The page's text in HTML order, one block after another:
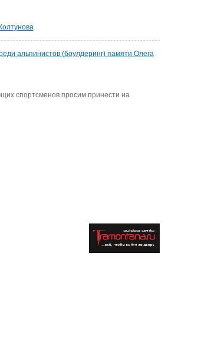
альпинистов (боулдеринг) памяти Олега
спортсменов просим принести на